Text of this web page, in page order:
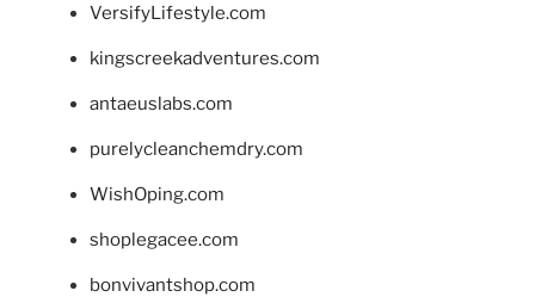
VersifyLifestyle.com
kingscreekadventures.com
antaeuslabs.com
purelycleanchemdry.com
WishOping.com
shoplegacee.com
bonvivantshop.com